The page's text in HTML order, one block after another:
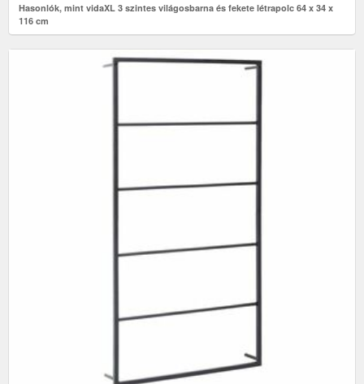
Hasonlók, mint vidaXL 3 szintes világosbarna és fekete létrapolc 64 x 34 x
116 cm